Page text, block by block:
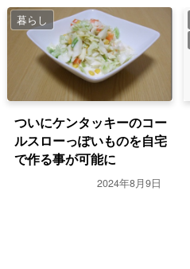
暮らし
ついにケンタッキーのコー
ルスローっぽいものを自宅
で作る事が可能に
2024年8月9日